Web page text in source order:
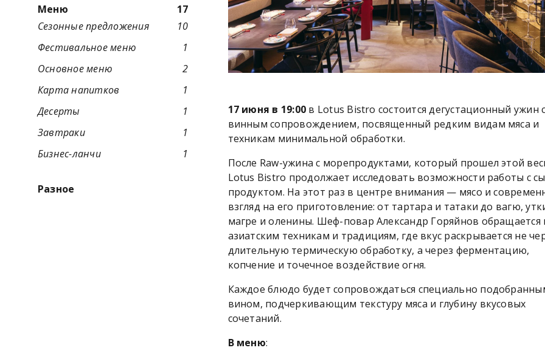
Меню
17
Сезонные предложения
10
Фестивальное меню
1
Основное меню
2
Карта напитков
1
Десерты
1
Завтраки
1
Бизнес-ланчи
1
Разное
17 июня в 19:00 в Lotus Bistro состоится дегустационный ужин
винным сопровождением, посвященный редким видам мяса и
техникам минимальной обработки.
После Raw-ужина с морепродуктами, который прошел этой
Lotus Bistro продолжает исследовать возможности работы с
продуктом. На этот раз в центре внимания — мясо и
взгляд на его приготовление: от тартара и татаки до вагю,
магре и оленины. Шеф-повар Александр Горяйнов обращается
азиатским техникам и традициям, где вкус раскрывается не
длительную термическую обработку, а через ферментацию,
копчение и точечное воздействие огня.
Каждое блюдо будет сопровождаться специально
вином, подчеркивающим текстуру мяса и глубину вкусовых
сочетаний.
В меню: